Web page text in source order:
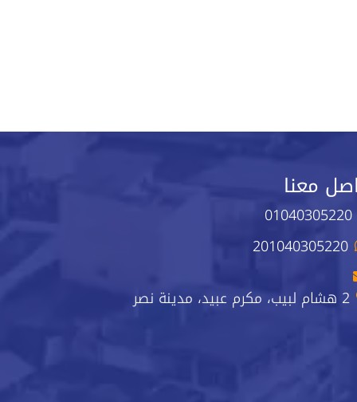
معنا
01040305220
201040305220
2 هشام لبيب، مكرم عبيد، مدينة نصر